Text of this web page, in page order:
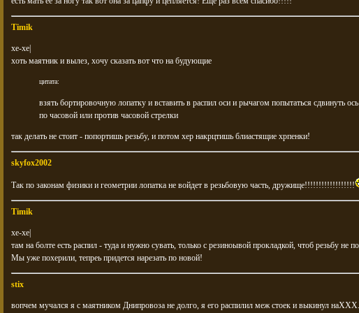
Timik
хе-хе|
хоть маятник и вылез, хочу сказать вот что на будующие
цитата:
взять бортировочную лопатку и вставить в распил оси и рычагом попытаться сдвинуть ось
по часовой или против часовой стрелки
так делать не стоит - попортишь резьбу, и потом хер накрцтишь блиастящие хрпенки!
skyfox2002
Так по законам физики и геометрии лопатка не войдет в резьбовую часть, дружище!!!!!!!!!!!!!!!!!!
Timik
хе-хе|
там на болте есть распил - туда и нужно сувать, только с резиноывой прокладкой, чтоб резьбу не
Мы уже похерили, тепреь придется нарезать по новой!
stix
вопчем мучался я с маятником Днипровоза не долго, я его распилил меж стоек и выкинул